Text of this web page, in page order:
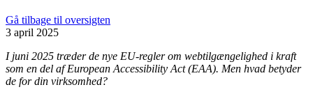
Gå tilbage til oversigten
3 april 2025
I juni 2025 træder de nye EU-regler om webtilgængelighed i kraft
som en del af European Accessibility Act (EAA). Men hvad betyder
de for din virksomhed?